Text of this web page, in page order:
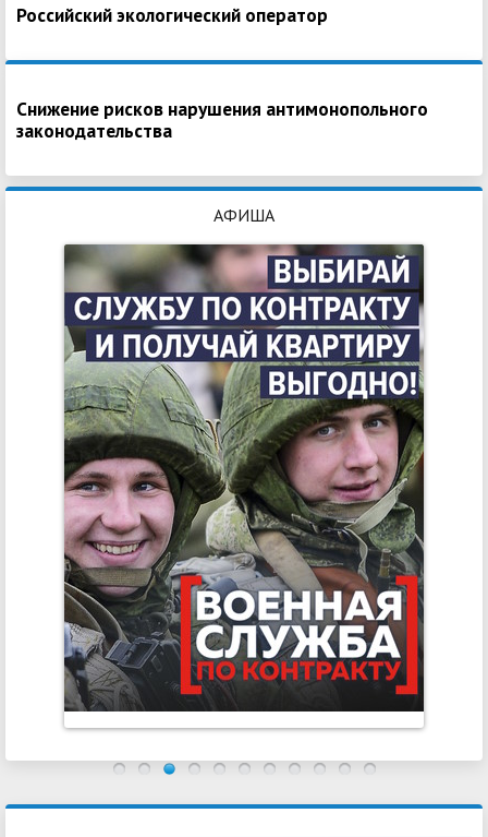
Российский экологический оператор
Снижение рисков нарушения антимонопольного
законодательства
АФИША